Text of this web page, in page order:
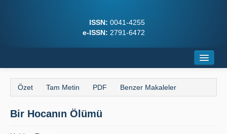
ISSN: 0041-4255
e-ISSN: 2791-6472
Hakkında
Dergi Kurulları
Özet Tam Metin PDF Benzer Makaleler
Bir Hocanın Ölümü